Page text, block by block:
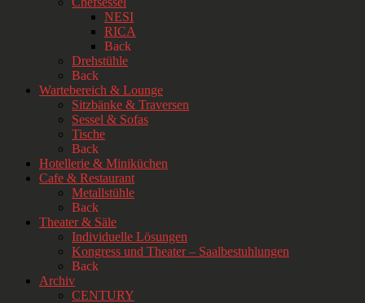
NESI
RICA
Back
Drehstühle
Back
Wartebereich & Lounge
Sitzbänke & Traversen
Sessel & Sofas
Tische
Back
Hotellerie & Miniküchen
Cafe & Restaurant
Metallstühle
Back
Theater & Säle
Individuelle Lösungen
Kongress und Theater – Saalbestuhlungen
Back
Archiv
CENTURY